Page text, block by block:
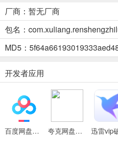
3、无法猜测自己的人生带来多多
趣。
4、多种属性获取是随机分配的，每
5、开放性的游戏世界玩家随时想玩就
6、极高的游戏自在度加上百变的调
自由人生模拟特色
1、你的天分都是随机，你只能在今
厂商：暂无厂商
包名：
MD5：
开发者应用
百度网盘绿色免安装Pc电脑版 夸克网盘官方正式版